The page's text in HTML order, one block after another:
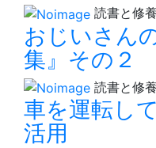
読書と修養
おじいさん
集』その２
読書と修養
車を運転し
活用